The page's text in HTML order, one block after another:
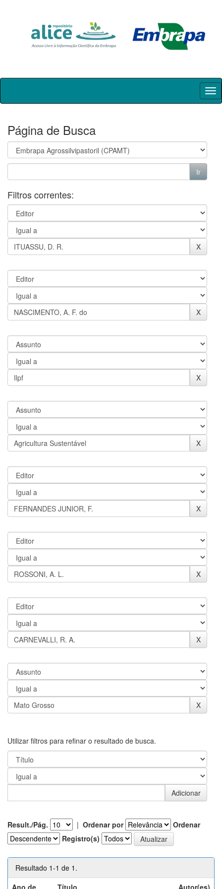
Skip
Página de Busca
Filtros correntes:
Utilizar filtros para refinar o resultado de busca.
Result./Pág. | Ordenar por
Ordenar
Registro(s)
Resultado 1-1 de 1.
Ano de
Título Autor(es)